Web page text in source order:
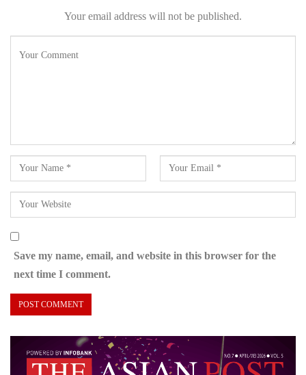
Your email address will not be published.
Save my name, email, and website in this browser for the
next time I comment.